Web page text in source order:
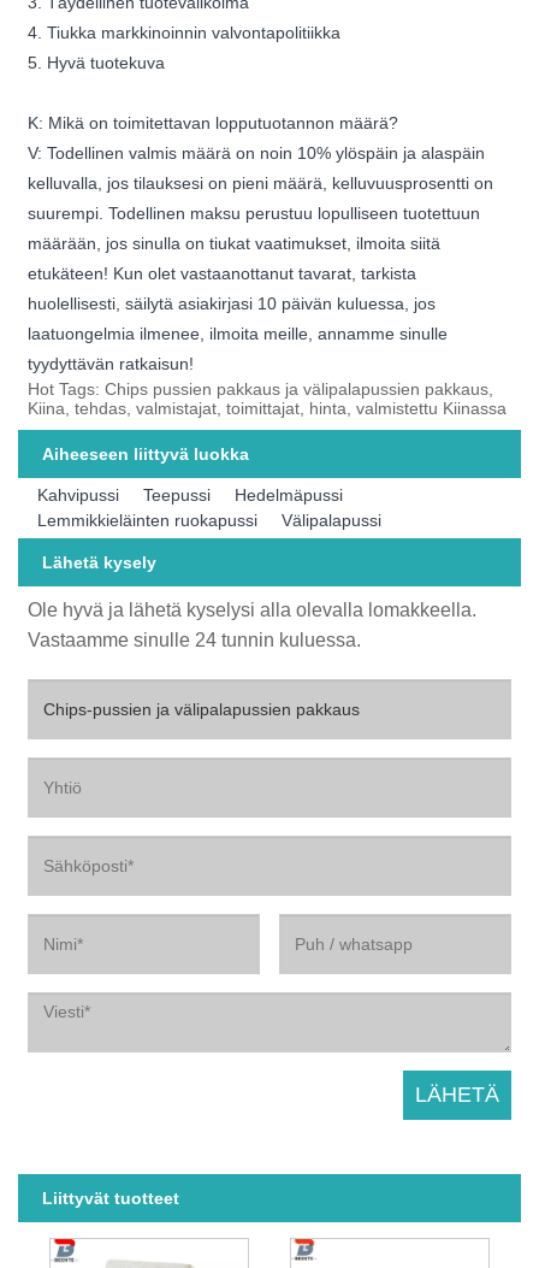
4. Tiukka markkinoinnin valvontapolitiikka
5. Hyvä tuotekuva
K: Mikä on toimitettavan lopputuotannon määrä?
V: Todellinen valmis määrä on noin 10% ylöspäin ja alaspäin
kelluvalla, jos tilauksesi on pieni määrä, kelluvuusprosentti on
suurempi. Todellinen maksu perustuu lopulliseen tuotettuun
määrään, jos sinulla on tiukat vaatimukset, ilmoita siitä
etukäteen! Kun olet vastaanottanut tavarat, tarkista
huolellisesti, säilytä asiakirjasi 10 päivän kuluessa, jos
laatuongelmia ilmenee, ilmoita meille, annamme sinulle
tyydyttävän ratkaisun!
Hot Tags: Chips pussien pakkaus ja välipalapussien pakkaus,
Kiina, tehdas, valmistajat, toimittajat, hinta, valmistettu Kiinassa
Aiheeseen liittyvä luokka
Kahvipussi Teepussi
Hedelmäpussi
Lemmikkieläinten ruokapussi
Välipalapussi
Lähetä kysely
Ole hyvä ja lähetä kyselysi alla olevalla lomakkeella.
Vastaamme sinulle 24 tunnin kuluessa.
Liittyvät tuotteet